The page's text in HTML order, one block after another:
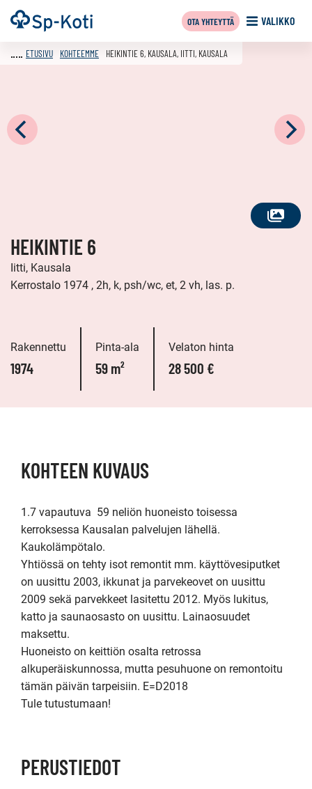
Siirry
sisältöön
Etusivu VALIKKO
OTA YHTEYTTÄ
KATSO
ETUSIVU KOHTEEMME HEIKINTIE 6, KAUSALA, IITTI, KAUSALA
HEIKINTIE 6
Iitti, Kausala
Kerrostalo 1974 , 2h, k, psh/wc, et, 2 vh, las. p.
Rakennettu
1974
Pinta-ala
59 m²
Velaton hinta
28 500 €
KOHTEEN KUVAUS
1.7 vapautuva  59 neliön huoneisto toisessa
kerroksessa Kausalan palvelujen lähellä.
Kaukolämpötalo.
Yhtiössä on tehty isot remontit mm. käyttövesiputket
on uusittu 2003, ikkunat ja parvekeovet on uusittu
2009 sekä parvekkeet lasitettu 2012. Myös lukitus,
katto ja saunaosasto on uusittu. Lainaosuudet
maksettu.
Huoneisto on keittiön osalta retrossa
alkuperäiskunnossa, mutta pesuhuone on remontoitu
tämän päivän tarpeisiin. E=D2018
Tule tutustumaan!
PERUSTIEDOT